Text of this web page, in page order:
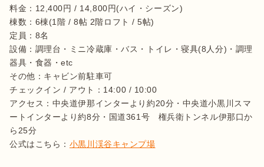
料金：12,400円 / 14,800円(ハイ・シーズン)
棟数：6棟(1階 / 8帖 2階ロフト / 5帖)
定員：8名
設備：調理台・ミニ冷蔵庫・バス・トイレ・寝具(8人分)・調理
器具・食器・etc
その他：キャビン前駐車可
チェックイン / アウト：14:00 / 10:00
アクセス：中央道伊那インターより約20分・中央道小黒川スマ
ートインターより約8分・国道361号　権兵衛トンネル伊那口か
ら25分
公式はこちら： 小黒川渓谷キャンプ場